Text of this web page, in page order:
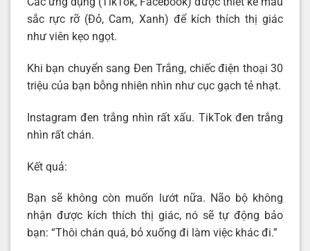
sắc rực rỡ (Đỏ, Cam, Xanh) để kích thích thị giác
như viên kẹo ngọt.
Khi bạn chuyển sang Đen Trắng, chiếc điện thoại 30
triệu của bạn bỗng nhiên nhìn như cục gạch tẻ nhạt.
Instagram đen trắng nhìn rất xấu. TikTok đen trắng
nhìn rất chán.
Kết quả:
Bạn sẽ không còn muốn lướt nữa. Não bộ không
nhận được kích thích thị giác, nó sẽ tự động bảo
bạn: “Thôi chán quá, bỏ xuống đi làm việc khác đi.”